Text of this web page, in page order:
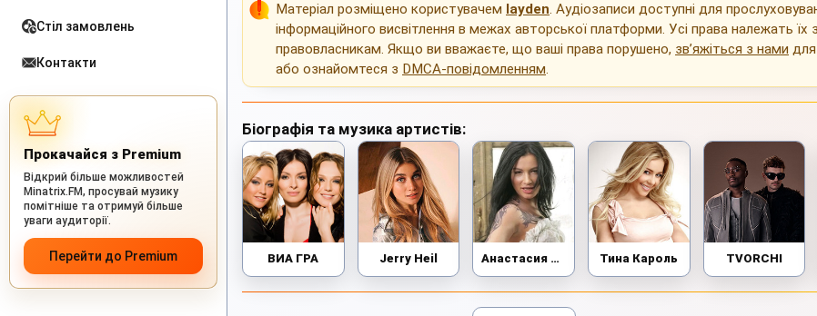
Стіл замовлень
Контакти
Прокачайся з Premium
Відкрий більше можливостей
Minatrix.FM, просувай музику
помітніше та отримуй більше
уваги аудиторії.
Перейти до Premium
Матеріал розміщено користувачем layden. Аудіозаписи доступні для
інформаційного висвітлення в межах авторської платформи. Усі права належать їх
правовласникам. Якщо ви вважаєте, що ваші права порушено, зв’яжіться з нами
або ознайомтеся з DMCA-повідомленням.
Біографія та музика артистів:
ВИА ГРА Jerry Heil Анастасия Приходько Тина Кароль TVORCHI